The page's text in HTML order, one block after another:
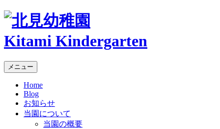
Kitami Kindergarten
メニュー
Home
Blog
お知らせ
当園について
当園の概要